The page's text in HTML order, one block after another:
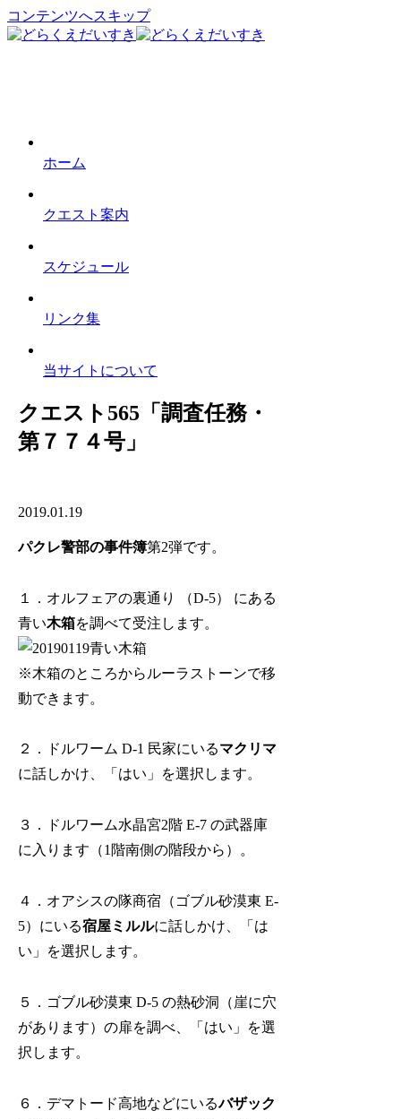
コンテンツへスキップ
ホーム
クエスト案内
スケジュール
リンク集
当サイトについて
クエスト565「調査任務・
第７７４号」
2019.01.19
パクレ警部の事件簿第2弾です。
１．オルフェアの裏通り （D-5） にある
青い木箱を調べて受注します。
※木箱のところからルーラストーンで移
動できます。
２．ドルワーム D-1 民家にいるマクリマ
に話しかけ、「はい」を選択します。
３．ドルワーム水晶宮2階 E-7 の武器庫
に入ります（1階南側の階段から）。
４．オアシスの隊商宿（ゴブル砂漠東 E-
5）にいる宿屋ミルルに話しかけ、「は
い」を選択します。
５．ゴブル砂漠東 D-5 の熱砂洞（崖に穴
があります）の扉を調べ、「はい」を選
択します。
６．デマトード高地などにいるバザック